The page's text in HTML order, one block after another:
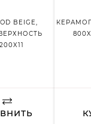
BEIGE,